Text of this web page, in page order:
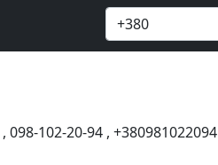
, 098-102-20-94 , +380981022094